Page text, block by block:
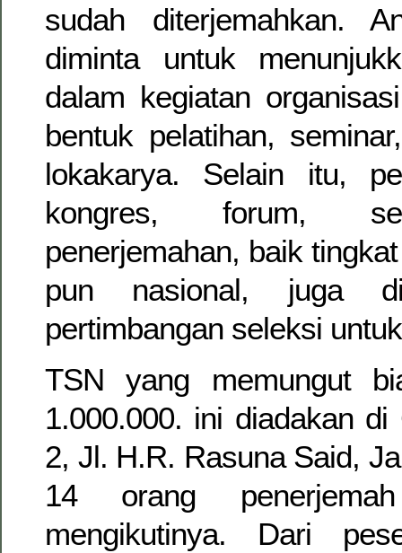
sudah diterjemahkan.
diminta untuk
dalam kegiatan
bentuk pelatihan,
lokakarya. Selain itu,
kongres, forum,
penerjemahan, baik
pun nasional, juga
pertimbangan seleksi
TSN yang memungut
1.000.000. ini diadakan di
2, Jl. H.R. Rasuna Said,
14 orang
mengikutinya. Dari